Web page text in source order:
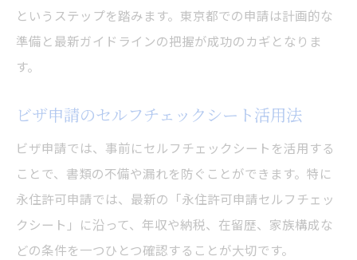
家族の在留資格変更とビザ申請の連携法
東京でビザ申請審査期間が長引く理由
審査期間短縮のための事前準備ポイント
ビザ申請審査で見落としやすい注意事項
審査標準期間と実際の処理期間の違い
ビザ申請の書類整理で押さえる実務手順
というステップを踏みます。東京都での申請は計画的な
準備と最新ガイドラインの把握が成功のカギとなりま
す。
ビザ申請のセルフチェックシート活用法
ビザ申請では、事前にセルフチェックシートを活用する
ことで、書類の不備や漏れを防ぐことができます。特に
永住許可申請では、最新の「永住許可申請セルフチェッ
クシート」に沿って、年収や納税、在留歴、家族構成な
どの条件を一つひとつ確認することが大切です。